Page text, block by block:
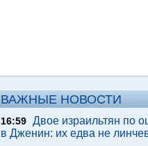
ВАЖНЫЕ НОВОСТИ
16:59 Двое израильтян по
в Дженин: их едва не